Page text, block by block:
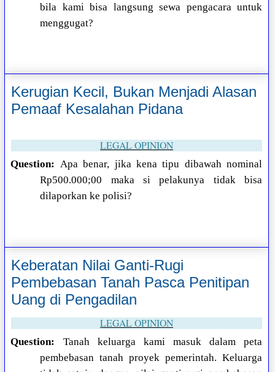
bila kami bisa langsung sewa pengacara untuk
menggugat?
Kerugian Kecil, Bukan Menjadi Alasan
Pemaaf Kesalahan Pidana
LEGAL OPINION
Question: Apa benar, jika kena tipu dibawah nominal
Rp500.000;00 maka si pelakunya tidak bisa
dilaporkan ke polisi?
Keberatan Nilai Ganti-Rugi
Pembebasan Tanah Pasca Penitipan
Uang di Pengadilan
LEGAL OPINION
Question:
Tanah keluarga kami masuk dalam peta
pembebasan tanah proyek pemerintah. Keluarga